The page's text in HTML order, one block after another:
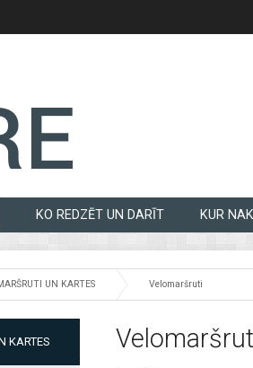
KO REDZĒT UN DARĪT KUR
UN KARTES Velomaršruti
KARTES